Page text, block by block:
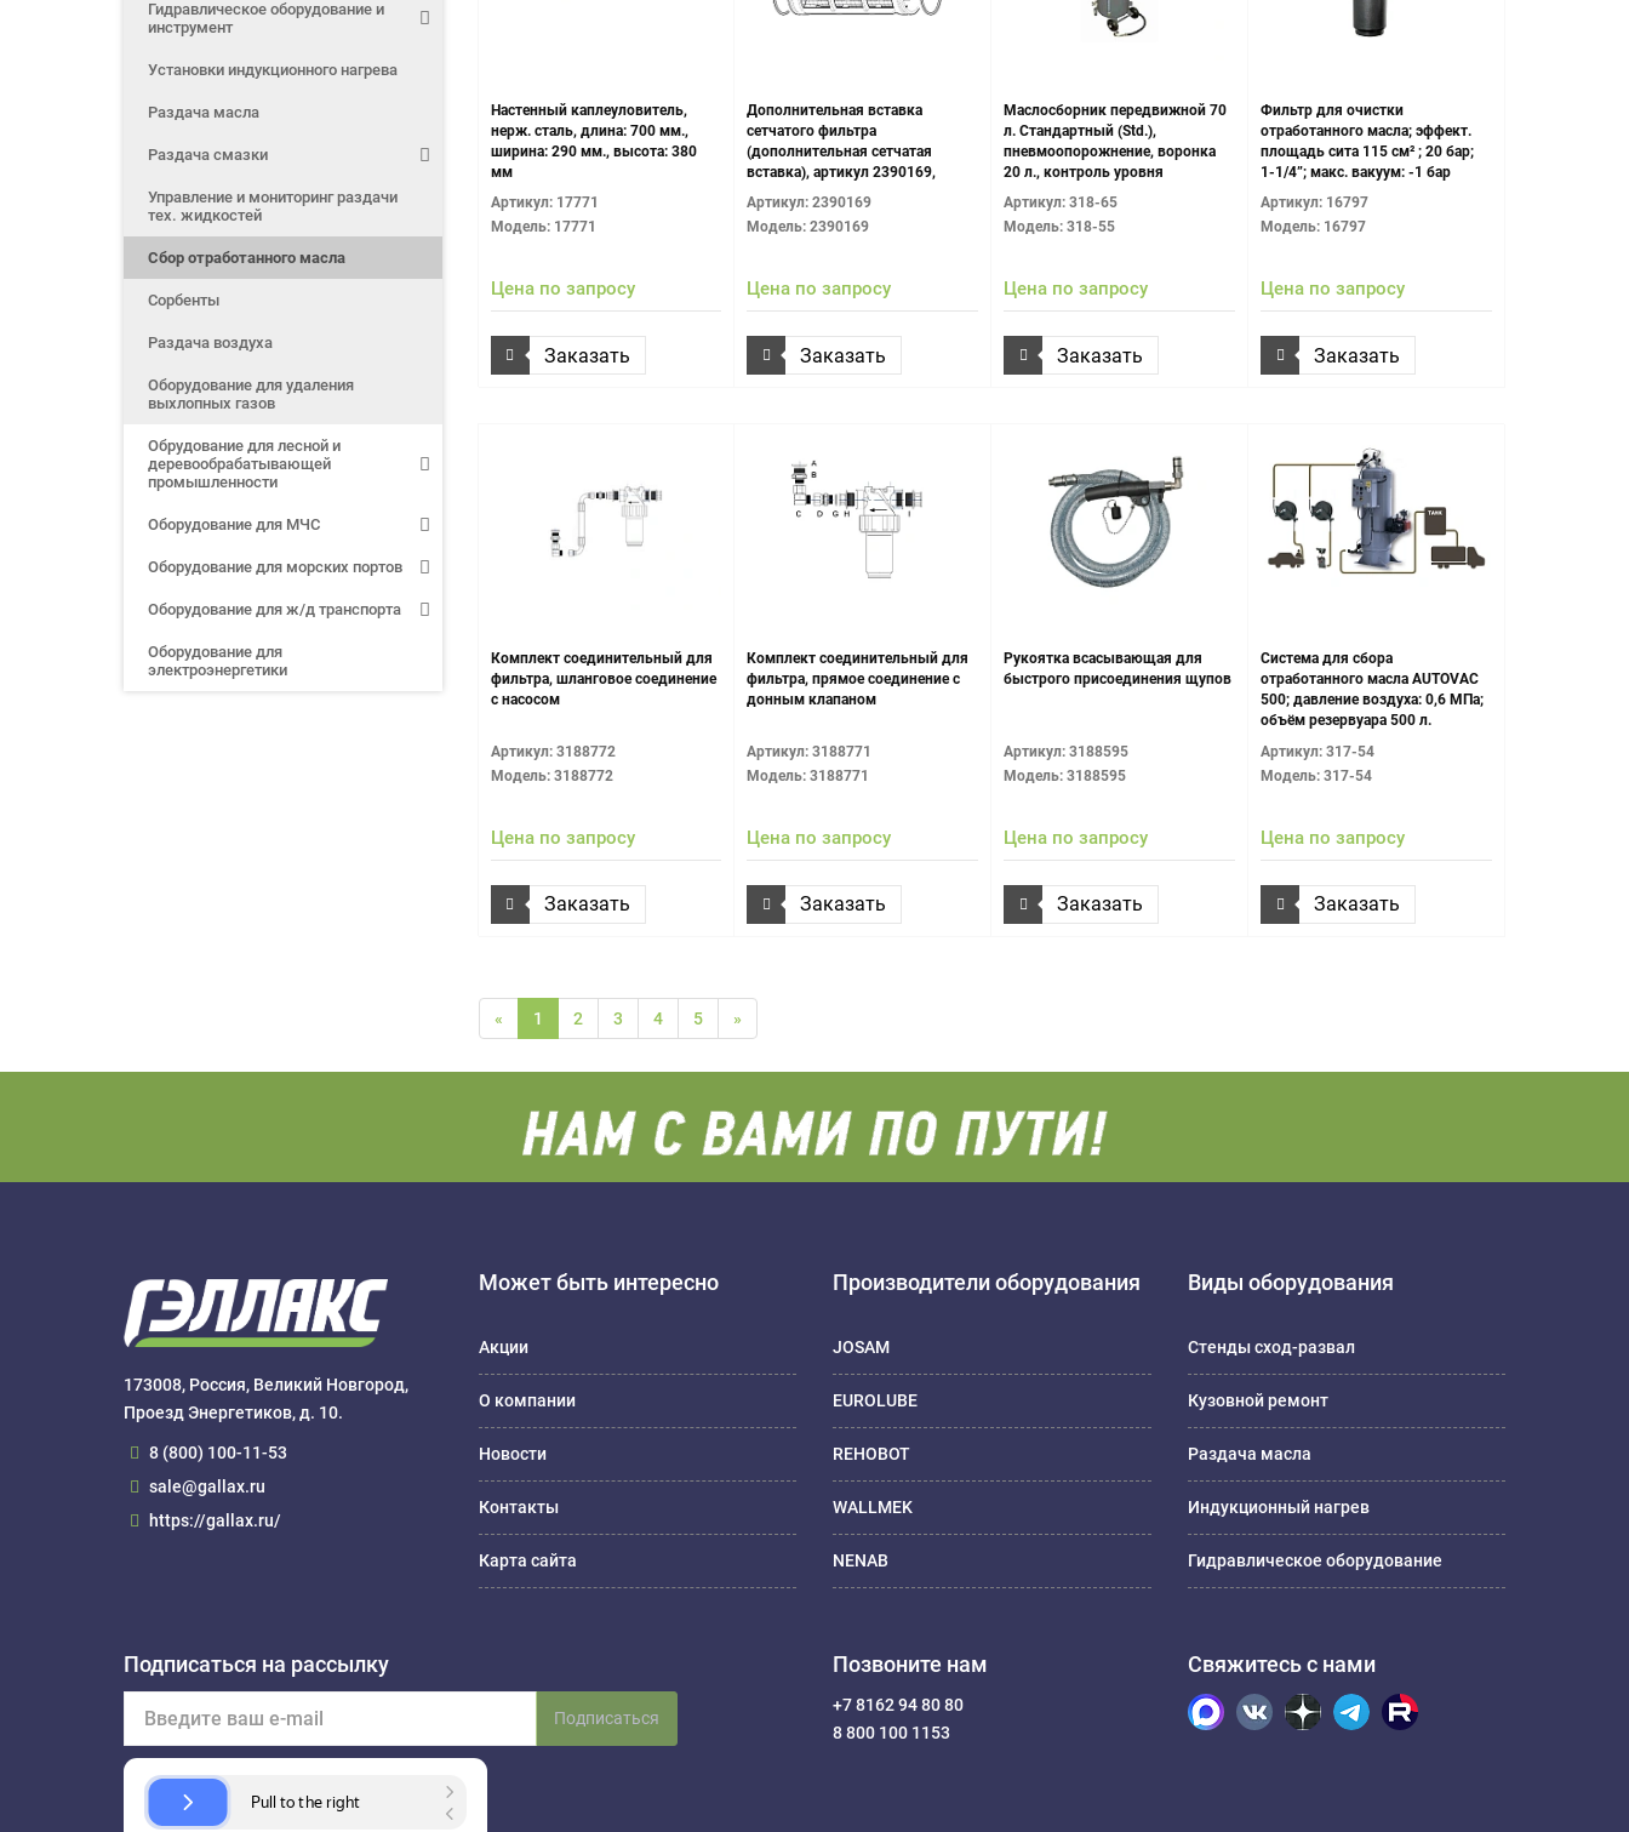
Гидравлическое оборудование и
инструмент
Установки индукционного нагрева
Раздача масла
Раздача смазки
Управление и мониторинг раздачи
тех. жидкостей
Сбор отработанного масла
Сорбенты
Раздача воздуха
Оборудование для удаления
выхлопных газов
Обрудование для лесной и
деревообрабатывающей
промышленности
Оборудование для МЧС
Оборудование для морских портов
Оборудование для ж/д транспорта
Оборудование для
электроэнергетики
Настенный каплеуловитель,
нерж. сталь, длина: 700 мм.,
ширина: 290 мм., высота: 380
мм
Артикул: 17771
Модель: 17771
Цена по запросу
Заказать
Дополнительная вставка
сетчатого фильтра
(дополнительная сетчатая
вставка), артикул 2390169,
"меш" (размер ячейки ~ 0,6 мм²).
Артикул: 2390169
Модель: 2390169
Цена по запросу
Заказать
Маслосборник передвижной 70
л. Стандартный (Std.),
пневмоопорожнение, воронка
20 л., контроль уровня
Артикул: 318-65
Модель: 318-55
Цена по запросу
Заказать
Фильтр для очистки
отработанного масла; эффект.
площадь сита 115 cм² ; 20 бар;
1-1/4”; макс. вакуум: -1 бар
Артикул: 16797
Модель: 16797
Цена по запросу
Заказать
Комплект соединительный для
фильтра, шланговое соединение
с насосом
Артикул: 3188772
Модель: 3188772
Цена по запросу
Заказать
Комплект соединительный для
фильтра, прямое соединение с
донным клапаном
Артикул: 3188771
Модель: 3188771
Цена по запросу
Заказать
Рукоятка всасывающая для
быстрого присоединения щупов
Артикул: 3188595
Модель: 3188595
Цена по запросу
Заказать
Система для сбора
отработанного масла AUTOVAC
500; давление воздуха: 0,6 МПа;
объём резервуара 500 л.
Артикул: 317-54
Модель: 317-54
Цена по запросу
Заказать
« 1 2 3 4 5 »
173008, Россия, Великий Новгород,
Проезд Энергетиков, д. 10.
8 (800) 100-11-53
sale@gallax.ru
https://gallax.ru/
Может быть интересно
Акции
О компании
Новости
Контакты
Карта сайта
Производители оборудования
JOSAM
EUROLUBE
REHOBOT
WALLMEK
NENAB
Виды оборудования
Стенды сход-развал
Кузовной ремонт
Раздача масла
Индукционный нагрев
Гидравлическое оборудование
Подписаться на рассылку
Подписаться
Позвоните нам
+7 8162 94 80 80
8 800 100 1153
Свяжитесь с нами